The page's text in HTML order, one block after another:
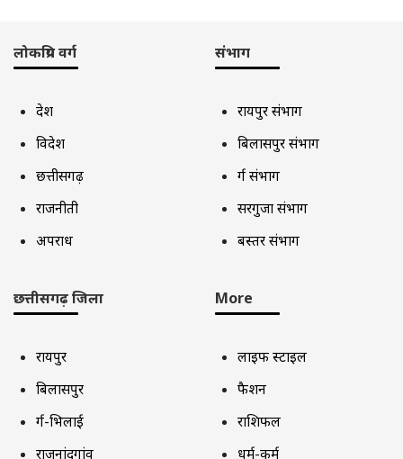
लोकप्रिय वर्ग
देश
विदेश
छत्तीसगढ़
राजनीती
अपराध
संभाग
रायपुर संभाग
बिलासपुर संभाग
दुर्ग संभाग
सरगुजा संभाग
बस्तर संभाग
छत्तीसगढ़ जिला
रायपुर
बिलासपुर
दुर्ग-भिलाई
राजनांदगांव
More
लाइफ स्टाइल
फैशन
राशिफल
धर्म-कर्म